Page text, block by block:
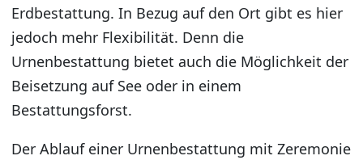
Erdbestattung. In Bezug auf den Ort gibt es hier
jedoch mehr Flexibilität. Denn die
Urnenbestattung bietet auch die Möglichkeit der
Beisetzung auf See oder in einem
Bestattungsforst.
Der Ablauf einer Urnenbestattung mit Zeremonie